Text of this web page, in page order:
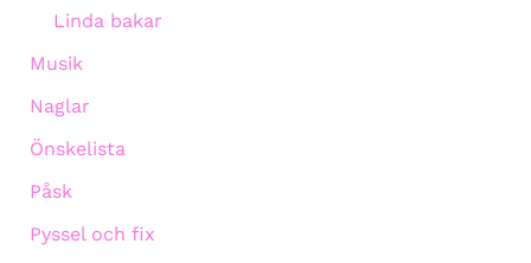
Linda bakar
Musik
Naglar
Önskelista
Påsk
Pyssel och fix